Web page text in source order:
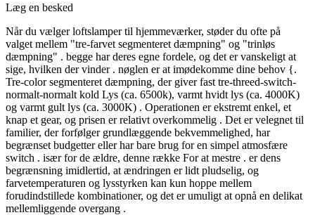
Læg en besked
Når du vælger loftslamper til hjemmeværker, støder du ofte på
valget mellem "tre-farvet segmenteret dæmpning" og "trinløs
dæmpning" . begge har deres egne fordele, og det er vanskeligt at
sige, hvilken der vinder . nøglen er at imødekomme dine behov {.
Tre-color segmenteret dæmpning, der giver fast tre-threed-switch-
normalt-normalt kold Lys (ca. 6500k), varmt hvidt lys (ca. 4000K)
og varmt gult lys (ca. 3000K) . Operationen er ekstremt enkel, et
knap et gear, og prisen er relativt overkommelig . Det er velegnet til
familier, der forfølger grundlæggende bekvemmelighed, har
begrænset budgetter eller har bare brug for en simpel atmosfære
switch . især for de ældre, denne række For at mestre . er dens
begrænsning imidlertid, at ændringen er lidt pludselig, og
farvetemperaturen og lysstyrken kan kun hoppe mellem
forudindstillede kombinationer, og det er umuligt at opnå en delikat
mellemliggende overgang .